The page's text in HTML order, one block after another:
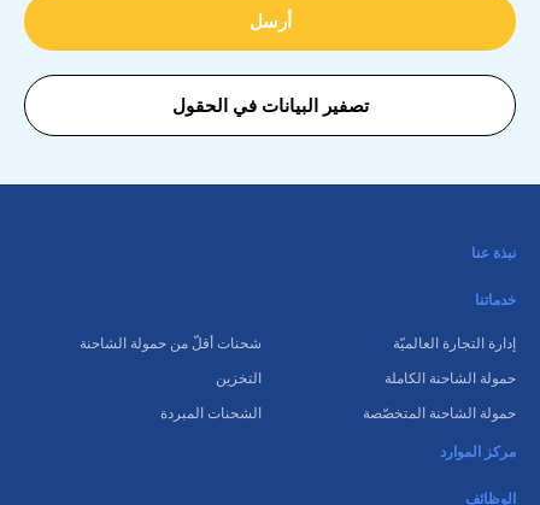
نبذة عنا
خدماتنا
إدارة التجارة العالميّة
حمولة الشاحنة الكاملة
حمولة الشاحنة المتخصّصة
شحنات أقلّ من حمولة الشاحنة
التخزين
الشحنات المبردة
مركز الموارد
الوظائف